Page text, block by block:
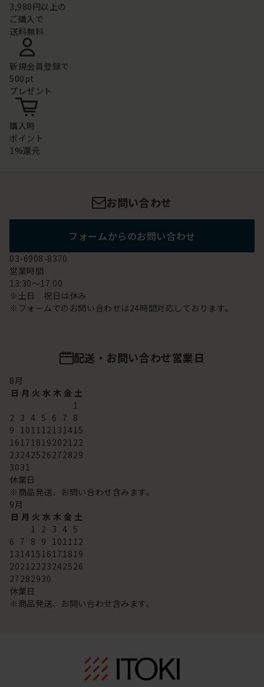
3,980円以上の
ご購入で
送料無料
新規会員登録で
500pt
プレゼント
購入時
ポイント
1%還元
お問い合わせ
フォームからのお問い合わせ
03-6908-8370
営業時間
13:30～17:00
※土日 祝日は休み
※フォームでのお問い合わせは24時間対応しております。
配送・お問い合わせ営業日
8月
日 月 火 水 木 金 土
1
2 3 4 5 6 7 8
9 101112131415
16171819202122
23242526272829
3031
休業日
※商品発送、お問い合わせ含みます。
9月
日 月 火 水 木 金 土
1 2 3 4 5
6 7 8 9 101112
13141516171819
20212223242526
27282930
休業日
※商品発送、お問い合わせ含みます。